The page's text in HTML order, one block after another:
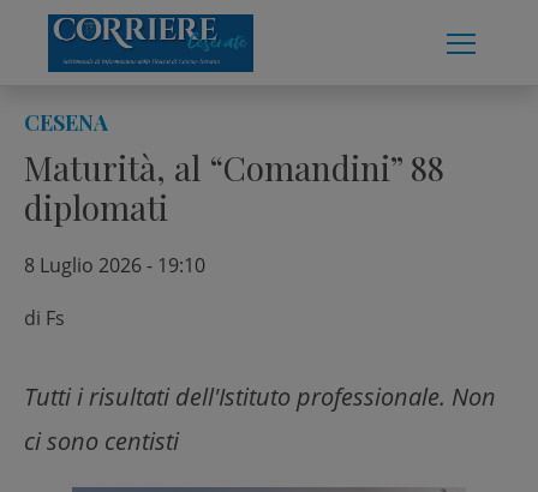
content
CESENA
Maturità, al “Comandini” 88
diplomati
8 Luglio 2026 - 19:10
di Fs
Tutti i risultati dell'Istituto professionale. Non
ci sono centisti